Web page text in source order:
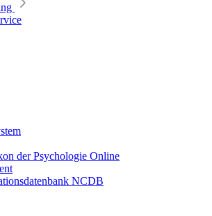
der Psychologie Online
NCDB